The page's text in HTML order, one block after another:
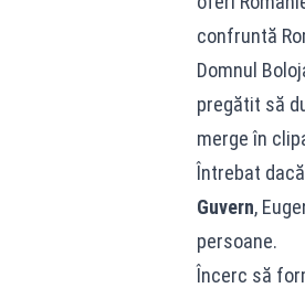
confruntă
Domnul
pregătit să
merge în
Întrebat
Guvern,
persoane.
Încerc să